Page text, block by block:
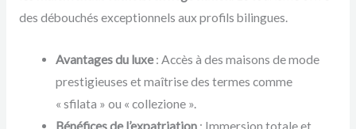
des débouchés exceptionnels aux profils bilingues.
Avantages du luxe: Accès à des maisons de mode
prestigieuses et maîtrise des termes comme
« sfilata » ou « collezione ».
Bénéfices de l’expatriation : Immersion totale et